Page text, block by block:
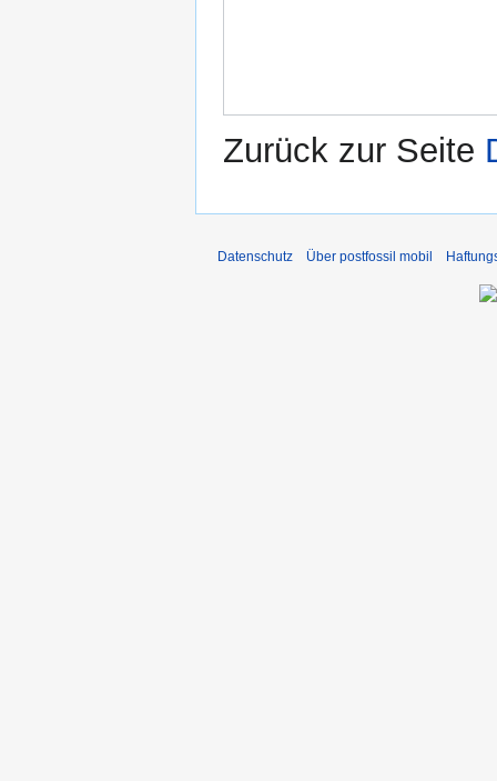
Zurück zur Seite
Datenschutz Über postfossil mobil